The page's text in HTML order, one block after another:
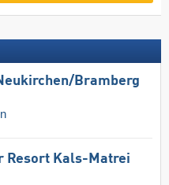
​Bramberg
Resort Kals-Matrei